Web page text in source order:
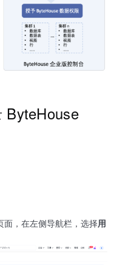
ByteHouse
面，在左侧导航栏，选择用